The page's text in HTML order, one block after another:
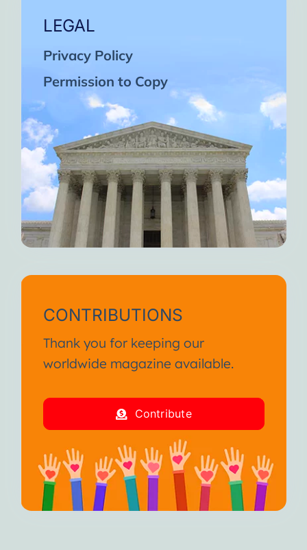
LEGAL
Privacy Policy
Permission to Copy
CONTRIBUTIONS
Thank you for keeping our
worldwide magazine available.
Contribute